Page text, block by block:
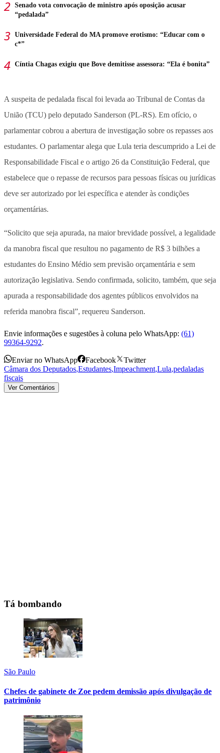
Senado vota convocação de ministro após oposição acusar
“pedalada”
Universidade Federal do MA promove erotismo: “Educar com o
c*”
Cíntia Chagas exigiu que Bove demitisse assessora: “Ela é bonita”
A suspeita de pedalada fiscal foi levada ao Tribunal de Contas da
União (TCU) pelo deputado Sanderson (PL-RS). Em ofício, o
parlamentar cobrou a abertura de investigação sobre os repasses aos
estudantes. O parlamentar alega que Lula teria descumprido a Lei de
Responsabilidade Fiscal e o artigo 26 da Constituição Federal, que
estabelece que o repasse de recursos para pessoas físicas ou jurídicas
deve ser autorizado por lei específica e atender às condições
orçamentárias.
“Solicito que seja apurada, na maior brevidade possível, a legalidade
da manobra fiscal que resultou no pagamento de R$ 3 bilhões a
estudantes do Ensino Médio sem previsão orçamentária e sem
autorização legislativa. Sendo confirmada, solicito, também, que seja
apurada a responsabilidade dos agentes públicos envolvidos na
referida manobra fiscal”, requereu Sanderson.
Envie informações e sugestões à coluna pelo WhatsApp: (61)
99364-9292.
Enviar no WhatsApp Facebook
Twitter
Câmara dos Deputados,Estudantes,Impeachment,Lula,pedaladas
fiscais
Ver Comentários
Tá bombando
São Paulo
Chefes de gabinete de Zoe pedem demissão após divulgação de
patrimônio